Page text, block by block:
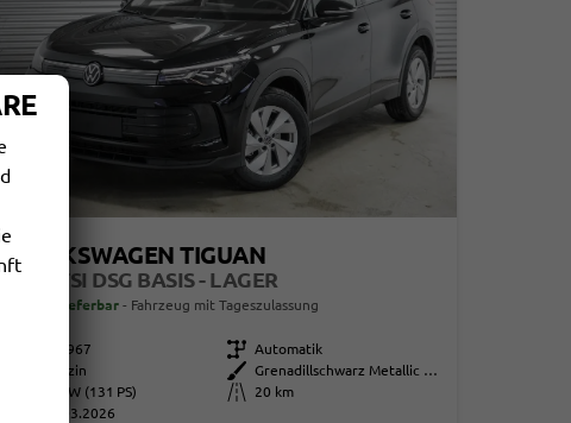
VOLKSWAGEN TIGUAN
1,5 ETSI DSG BASIS - LAGER
sofort lieferbar Fahrzeug mit Tageszulassung
863967 Getriebe Automatik
Benzin Außenfarbe
Grenadillschwarz Metallic (0E)
96 kW (131 PS) Kilometerstand
20 km
01.03.2026